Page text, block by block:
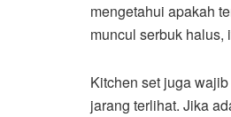
mengetahui apakah
muncul serbuk halus,
Kitchen set juga
jarang terlihat. Jika